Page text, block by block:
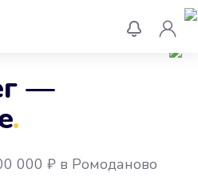
—
.
000 ₽ в Ромоданово